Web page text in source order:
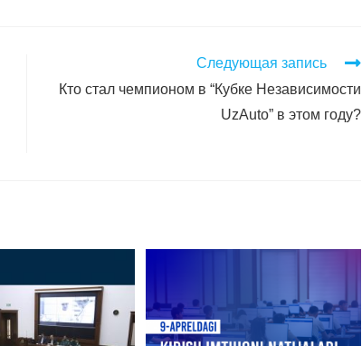
Следующая запись
Кто стал чемпионом в “Кубке Независимости
UzAuto” в этом году?